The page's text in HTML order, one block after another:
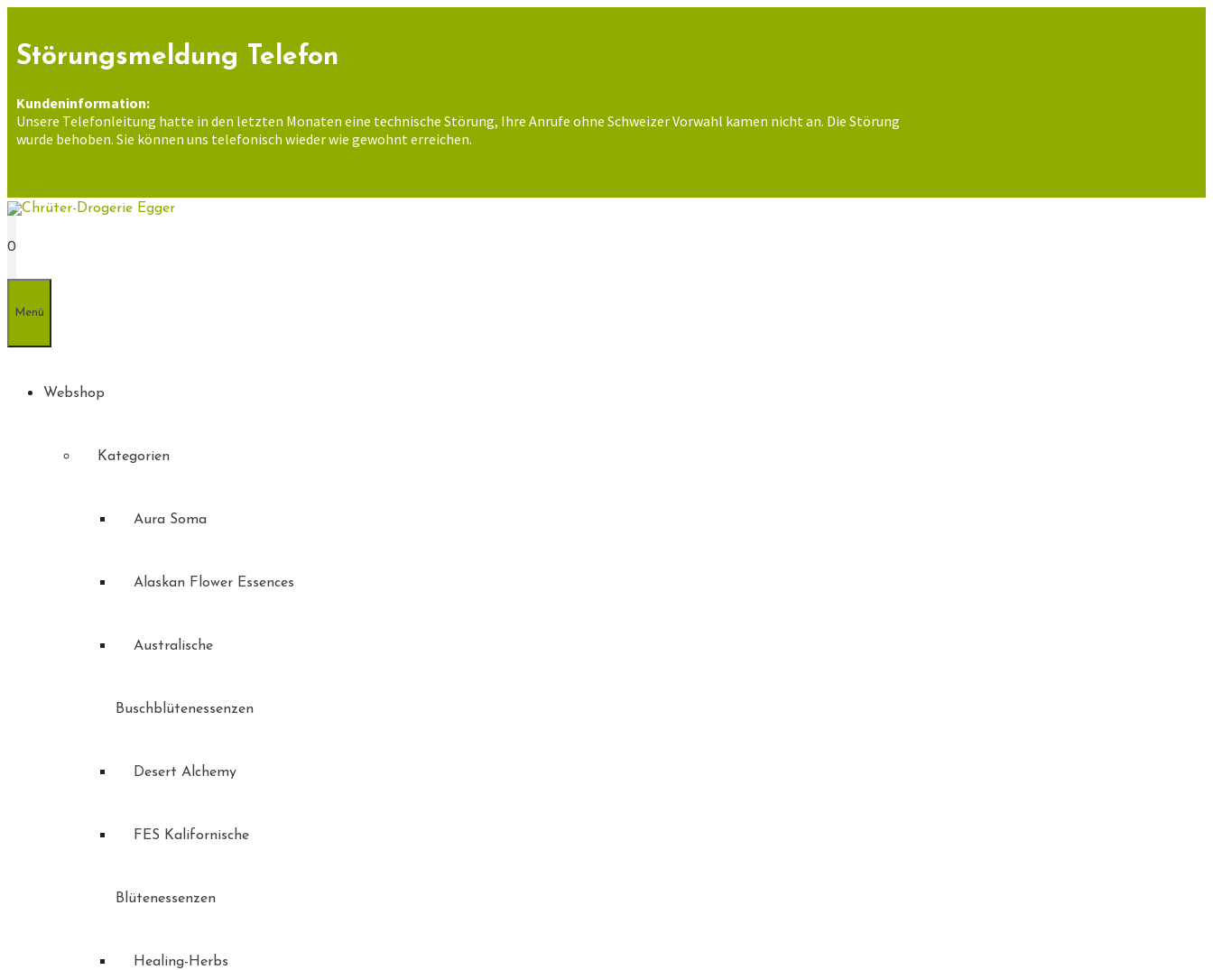
springen
Störungsmeldung Telefon
Kundeninformation:
Unsere Telefonleitung hatte in den letzten Monaten eine technische Störung, Ihre Anrufe ohne Schweizer Vorwahl kamen nicht an. Die Störung
wurde behoben. Sie können uns telefonisch wieder wie gewohnt erreichen.
0
Menü
Webshop
Kategorien
Aura Soma
Alaskan Flower Essences
Australische
Buschblütenessenzen
Desert Alchemy
FES Kalifornische
Blütenessenzen
Healing-Herbs